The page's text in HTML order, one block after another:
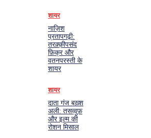
शायर
नाज़िश
प्रतापगढ़ी:
तरक़्क़ीपसंद
फ़िक्र और
वतनपरस्ती के
शायर
शायर
दाता गंज बख़्श
अली: तसव्वुफ़
और इल्म की
रोशन मिसाल